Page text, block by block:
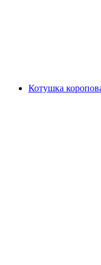
Котушка